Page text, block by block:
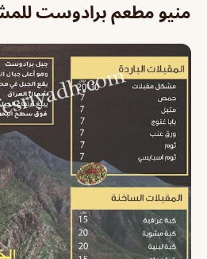
منيو مطعم برادوست